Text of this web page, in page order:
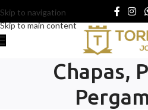
Skip to navigation
Skip to main content
Chapas,